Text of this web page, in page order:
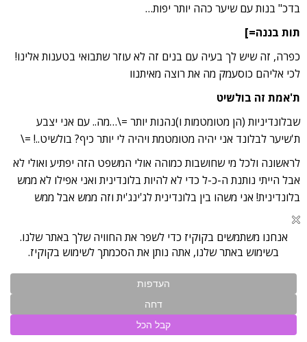
בדכ" בנות עם שיער כהה יותר יפות…
תות בננה=]
כפרה, זה שיש לך בעיה עם בנים זה לא עוזר שתבואי בטענות אלינו!
לכי אליהם כוסעמק מה את רוצה מאיתנוו
ת'אמת זה בולשיט
שבלונדיניות (הן מטומטמות ו)נהנות יותר =\…מה.. עם אני יצבע
ת'שיער לבלונד אני יהיה מטומטמת ויהיה לי יותר כיף? בולשיט..! =\
לראשונה ולכל מי שחושבות כמוהה אולי המשפט הזה יפתיע ואולי לא
אבל הייתי נותנת ה-כ-ל כדי לא להיות בלונדינית ואני אפילו לא ממש
בלונדינית! אני משהו בין בלונדינית לג'ינג'ית וזה ממש אבל ממש
מעליב כל הסטיגמות וההעלבות שאני סופגת מכל הכיוונים ישר כשאני
לא מבינה משהו קופצים עלי ואומרים איך רואים שאת בלונדינית! בנות
אתן ממש לא יודעות איך אני מרגישה ברגעים האלו….:( ואני רוצה לציין
הרע) ממש טובים, זה נשמע לכם כמומשהי טיפשה? אז בנות בבקשה
בשמי ובשם כל הבלונדות למיניהן בעולם בבקשה תתחשבו! כל מלה
שיוצאת ממכן פוגעת אפילו שלא מודים….סליחה על המגילה ותודה לכל
מי שהגיעה עד נקודה זו.